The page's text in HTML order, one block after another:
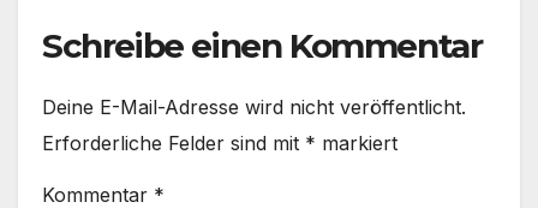
Schreibe einen Kommentar
Deine E-Mail-Adresse wird nicht veröffentlicht.
Erforderliche Felder sind mit * markiert
Kommentar *